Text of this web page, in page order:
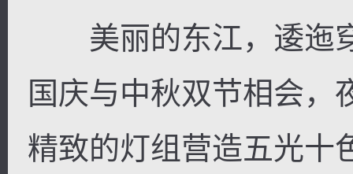
美丽的东江，逶迤
国庆与中秋双节相会，
精致的灯组营造五光十